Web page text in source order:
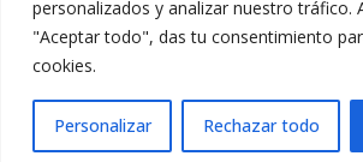
personalizados y analizar nuestro tráfico.
"Aceptar todo", das tu consentimiento
cookies.
Personalizar Rechazar todo
Politíca de privacidad